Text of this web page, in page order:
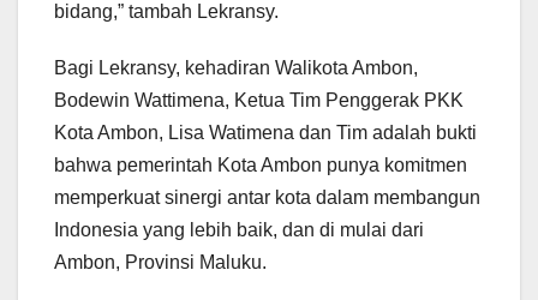
bidang,” tambah Lekransy.
Bagi Lekransy, kehadiran Walikota Ambon,
Bodewin Wattimena, Ketua Tim Penggerak PKK
Kota Ambon, Lisa Watimena dan Tim adalah bukti
bahwa pemerintah Kota Ambon punya komitmen
memperkuat sinergi antar kota dalam membangun
Indonesia yang lebih baik, dan di mulai dari
Ambon, Provinsi Maluku.